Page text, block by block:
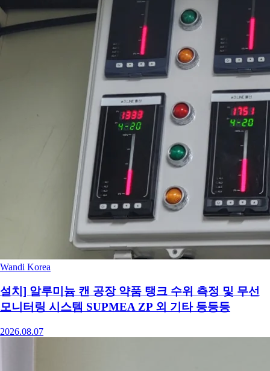
Wandi Korea
설치] 알루미늄 캔 공장 약품 탱크 수위 측정 및 무선
모니터링 시스템 SUPMEA ZP 외 기타 등등등
2026.08.07